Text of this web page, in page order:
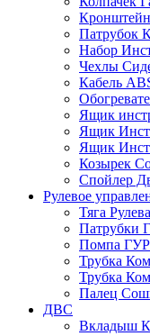
Кронштейн
Патрубок
Набор
Чехлы
Кабель
Ящик
Ящик
Ящик
Козырек
Спойлер
Рулевое
Тяга
Патрубки
Помпа
Трубка
Трубка
Палец
ДВС
Вкладыш